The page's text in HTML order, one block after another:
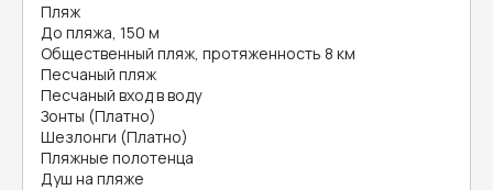
Пляж
До пляжа, 150 м
Общественный пляж, протяженность 8 км
Песчаный пляж
Песчаный вход в воду
Зонты (Платно)
Шезлонги (Платно)
Пляжные полотенца
Душ на пляже